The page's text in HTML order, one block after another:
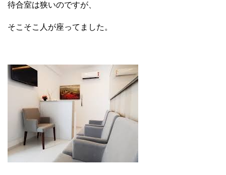
待合室は狭いのですが、
そこそこ人が座ってました。